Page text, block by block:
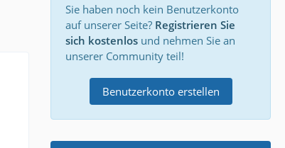
Sie haben noch kein Benutzerkonto
auf unserer Seite? Registrieren Sie
sich kostenlos und nehmen Sie an
unserer Community teil!
Benutzerkonto erstellen